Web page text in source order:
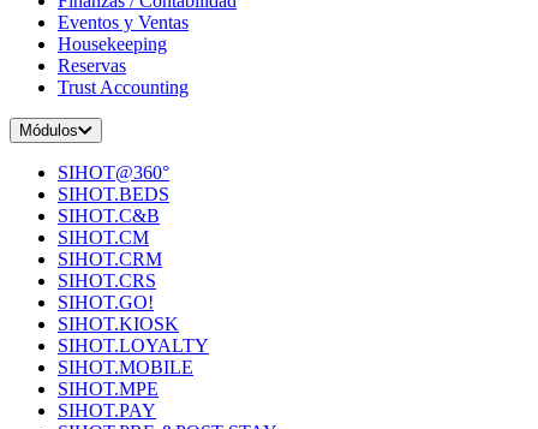
Eventos y Ventas
Housekeeping
Reservas
Trust Accounting
Módulos
SIHOT@360°
SIHOT.BEDS
SIHOT.C&B
SIHOT.CM
SIHOT.CRM
SIHOT.CRS
SIHOT.GO!
SIHOT.KIOSK
SIHOT.LOYALTY
SIHOT.MOBILE
SIHOT.MPE
SIHOT.PAY